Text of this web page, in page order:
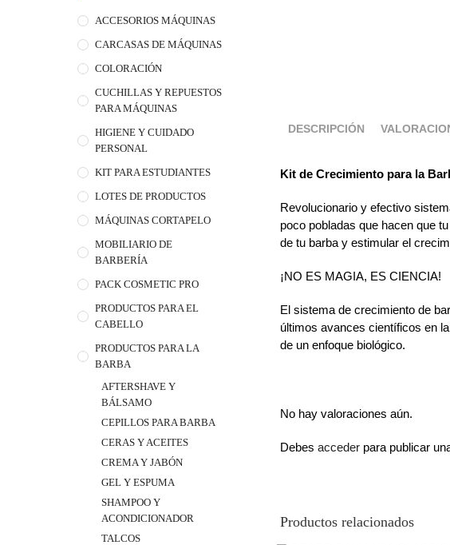
ACCESORIOS MÁQUINAS
CARCASAS DE MÁQUINAS
COLORACIÓN
CUCHILLAS Y REPUESTOS
PARA MÁQUINAS
HIGIENE Y CUIDADO
PERSONAL
KIT PARA ESTUDIANTES
LOTES DE PRODUCTOS
MÁQUINAS CORTAPELO
MOBILIARIO DE
BARBERÍA
PACK COSMETIC PRO
PRODUCTOS PARA EL
CABELLO
PRODUCTOS PARA LA
BARBA
AFTERSHAVE Y
BÁLSAMO
CEPILLOS PARA BARBA
CERAS Y ACEITES
CREMA Y JABÓN
GEL Y ESPUMA
SHAMPOO Y
ACONDICIONADOR
TALCOS
DESCRIPCIÓN
Kit de Crecimiento para la
Revolucionario y efectivo
poco pobladas que hacen que
de tu barba y estimular el
¡NO ES MAGIA, ES CIENCIA!
El sistema de crecimiento de
últimos avances científicos en
de un enfoque biológico.
No hay valoraciones aún.
Debesacceder para publicar
Productos relacionados